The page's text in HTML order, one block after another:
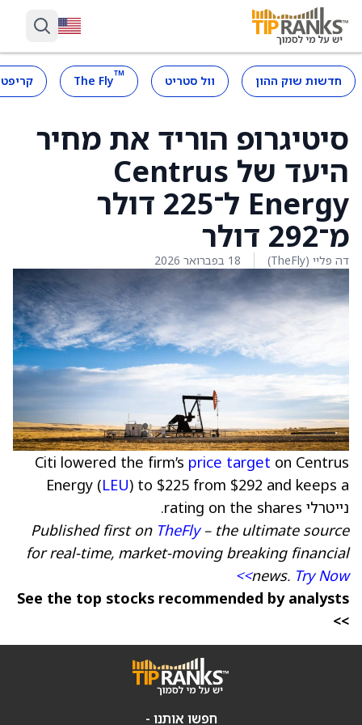
חדשות שוק ההון וול סטריט ™
The Fly
סיטיגרופ הוריד את מחיר
היעד של Centrus
Energy ל־225 דולר
מ־292 דולר
דה פליי (TheFly) 18 בפברואר 2026
Citi lowered the firm’s price target on Centrus
Energy (LEU) to $225 from $292 and keeps a
נייטרלי rating on the shares.
Published first on TheFly– the ultimate source
for real-time, market-moving breaking financial
news. Try Now>>
See the top stocks recommended by analysts
>>
חפשו אותנו -